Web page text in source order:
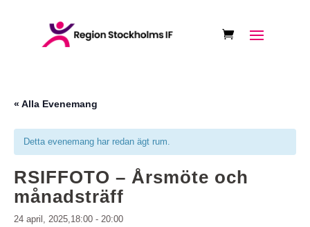
« Alla Evenemang
Detta evenemang har redan ägt rum.
RSIFFOTO – Årsmöte och
månadsträff
24 april, 2025,18:00 - 20:00